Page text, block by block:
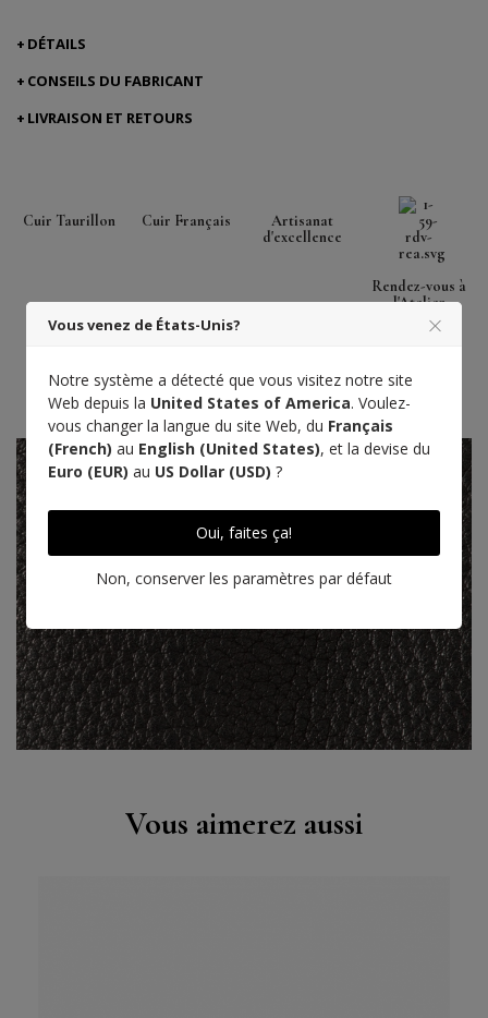
DÉTAILS
CONSEILS DU FABRICANT
LIVRAISON ET RETOURS
Cuir Taurillon Cuir Français
Artisanat
d'excellence
Rendez-vous à
l'Atelier
Cuir taurillon Socoa, noir
Vous aimerez aussi
Vous venez de États-Unis?
Notre système a détecté que vous visitez notre site
Web depuis la United States of America. Voulez-
vous changer la langue du site Web, du Français
(French) au English (United States), et la devise du
Euro (EUR) au US Dollar (USD) ?
Oui, faites ça!
Non, conserver les paramètres par défaut